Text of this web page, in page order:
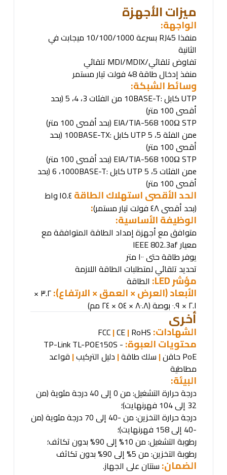
ميزات الأجهزة
الواجهة:
منفذا
بسرعة 10/100/1000 ميجابت في
الثانية
تفاوض تلقائي/MDI/MDIX
تلقائي
منفذ إدخال طاقة 48 فولت تيار مستمر
وسائط الشبكة:
10BASE-T:كابلUTP
من الفئات 3، 4، 5 (بحد
أقصى 100 متر)
EIA/TIA-568 100Ω STP ( بحد أقصى 100 متر
)
100BASE-TX:كابلUTP من الفئة 5، 5e (
بحد
أقصى 100 متر
)
EIA/TIA-568 100Ω STP ( بحد أقصى 100 متر
)
1000BASE-T:كابلUTP من الفئات 5، 5e ، 6 (بحد
أقصى 100 متر)
الحد الأقصى استهلاك الطاقة ١٥.٤واط
(بحد أقصى ٤٨ فولت تيار مستمر)
:
الوظيفة الأساسية:
متوافق مع أجهزة إمداد الطاقة المتوافقة مع
معيارIEEE 802.3af
يوفر طاقة حتى ١٠٠ متر
تحديد تلقائي لمتطلبات الطاقة اللازمة
مؤشرLED: الطاقة
الأبعاد (العرض × العمق × الارتفاع):
٣.٢ ×
٢.١ × ٠.٩ بوصة (٨٠.٨ × ٥٤ × ٢٤ مم)
أخرى
الشهادات:
|CE|RoHS
محتويات العبوة:
TP-Link TL-POE150S -
حاقن PoE
| سلك طاقة| دليل التركيب| قواعد
مطاطية
البيئة:
درجة حرارة التشغيل: من 0 إلى 40 درجة مئوية (من
32 إلى 104 فهرنهايت)؛
درجة حرارة التخزين: من -40 إلى 70 درجة مئوية (من
-40 إلى 158 فهرنهايت)؛
رطوبة التشغيل: من 10% إلى 90% بدون تكاثف؛
رطوبة التخزين: من 5% إلى 90% بدون تكاثف
الضمان: سنتان على الجهاز.